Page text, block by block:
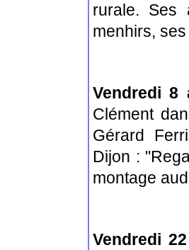
rurale. Ses
menhirs,
Vendredi
Clément
Gérard
Dijon :
montage
Vendredi